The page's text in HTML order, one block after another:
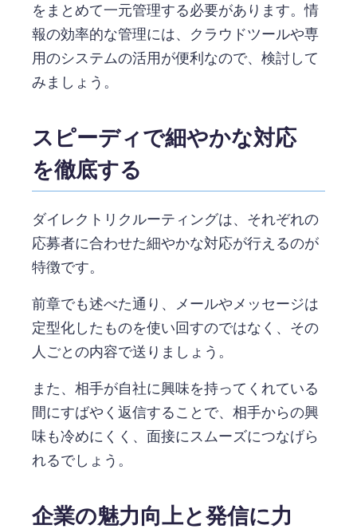
をまとめて一元管理する必要があります。情
報の効率的な管理には、クラウドツールや専
用のシステムの活用が便利なので、検討して
みましょう。
スピーディで細やかな対応
を徹底する
ダイレクトリクルーティングは、それぞれの
応募者に合わせた細やかな対応が行えるのが
特徴です。
前章でも述べた通り、メールやメッセージは
定型化したものを使い回すのではなく、その
人ごとの内容で送りましょう。
また、相手が自社に興味を持ってくれている
間にすばやく返信することで、相手からの興
味も冷めにくく、面接にスムーズにつなげら
れるでしょう。
企業の魅力向上と発信に力